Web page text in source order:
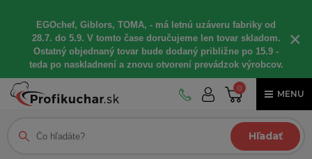
EGOchef, Giblors, TOMA, - má letnú uzáveru fabriky od
28.7. do 5.9. V tomto čase doručujeme len tovar skladom.
Ostatný objednaný tovar bude dodaný približne po 15.9 -
teda po naskladnení a znovu otvorení prevádzok výrobcov.
×
0
MENU
Hľadať